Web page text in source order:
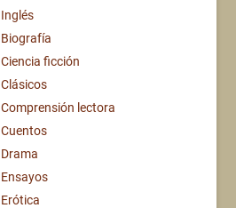
Inglés
Biografía
Ciencia ficción
Clásicos
Comprensión lectora
Cuentos
Drama
Ensayos
Erótica